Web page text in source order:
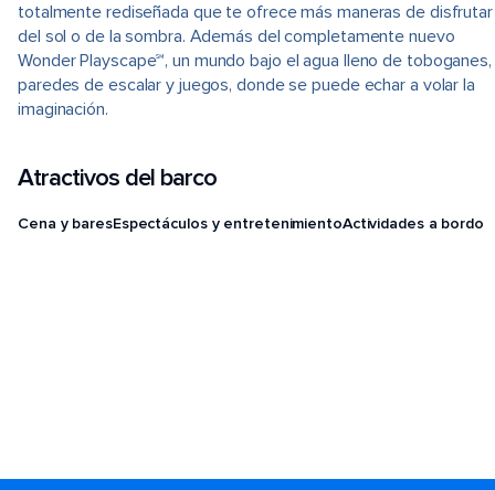
totalmente rediseñada que te ofrece más maneras de disfrutar
del sol o de la sombra. Además del completamente nuevo
Wonder Playscape℠, un mundo bajo el agua lleno de toboganes,
paredes de escalar y juegos, donde se puede echar a volar la
imaginación.
Atractivos del barco
Cena y baresEspectáculos y entretenimientoActividades a bordo